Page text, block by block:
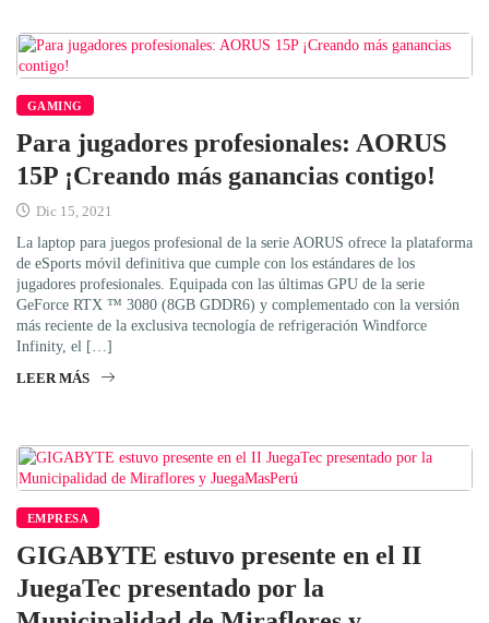
GAMING
Para jugadores profesionales: AORUS
15P ¡Creando más ganancias contigo!
Dic 15, 2021
La laptop para juegos profesional de la serie AORUS ofrece la plataforma
de eSports móvil definitiva que cumple con los estándares de los
jugadores profesionales. Equipada con las últimas GPU de la serie
GeForce RTX ™ 3080 (8GB GDDR6) y complementado con la versión
más reciente de la exclusiva tecnología de refrigeración Windforce
Infinity, el […]
LEER MÁS
EMPRESA
GIGABYTE estuvo presente en el II
JuegaTec presentado por la